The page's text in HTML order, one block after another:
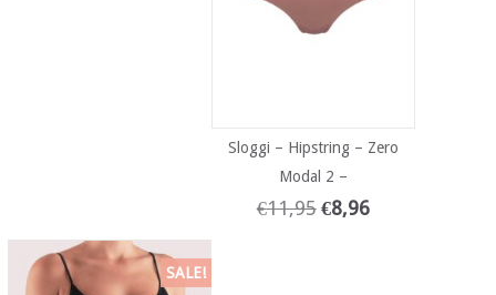
Sloggi – Hipstring – Zero
Modal 2 –
€11,95 €8,96
SALE!